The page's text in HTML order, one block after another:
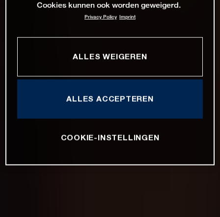
Cookies kunnen ook worden geweigerd.
Privacy Policy Imprint
ALLES WEIGEREN
ALLES ACCEPTEREN
COOKIE-INSTELLINGEN